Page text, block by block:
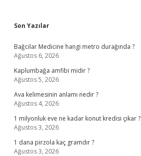
Sidebar
Son Yazılar
Bağcılar Medicine hangi metro durağında ?
Ağustos 6, 2026
Kaplumbağa amfibi midir ?
Ağustos 5, 2026
Ava kelimesinin anlamı nedir ?
Ağustos 4, 2026
1 milyonluk eve ne kadar konut kredisi çıkar ?
Ağustos 3, 2026
1 dana pirzola kaç gramdır ?
Ağustos 3, 2026